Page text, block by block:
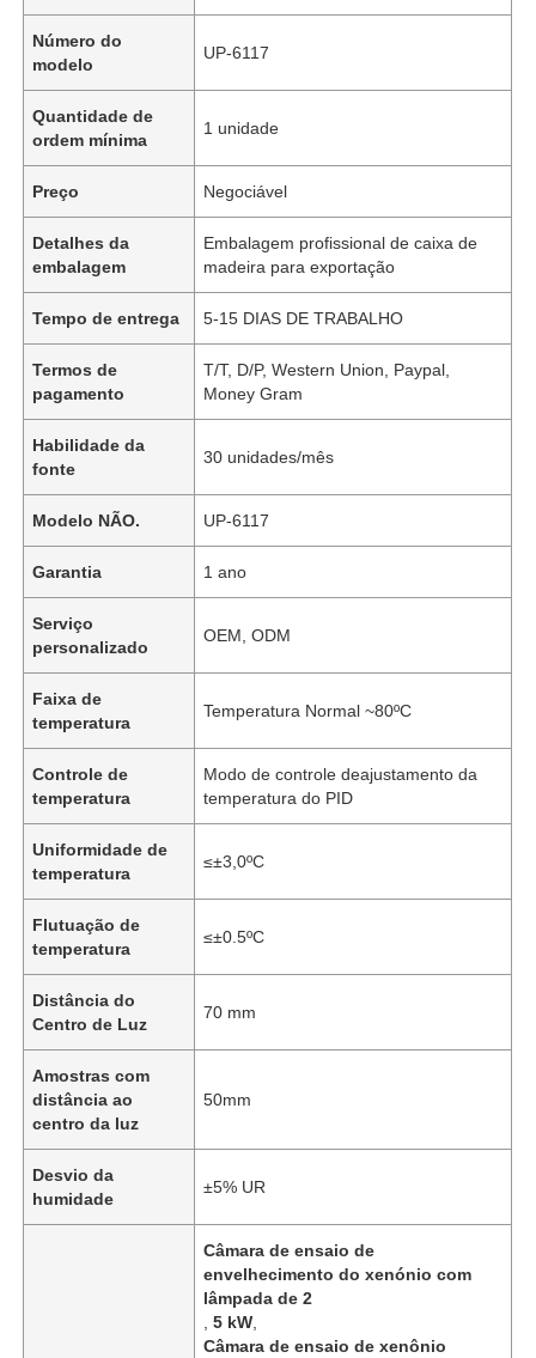
Número do
modelo
UP-6117
Quantidade de
ordem mínima
1 unidade
Preço Negociável
Detalhes da
embalagem
Embalagem profissional de caixa de
madeira para exportação
Tempo de entrega 5-15 DIAS DE TRABALHO
Termos de
pagamento
T/T, D/P, Western Union, Paypal,
Money Gram
Habilidade da
fonte
30 unidades/mês
Modelo NÃO. UP-6117
Garantia 1 ano
Serviço
personalizado
OEM, ODM
Faixa de
temperatura
Temperatura Normal ~80ºC
Controle de
temperatura
Modo de controle deajustamento da
temperatura do PID
Uniformidade de
temperatura
≤±3,0ºC
Flutuação de
temperatura
≤±0.5ºC
Distância do
Centro de Luz
70 mm
Amostras com
distância ao
centro da luz
50mm
Desvio da
humidade
±5% UR
Câmara de ensaio de
envelhecimento do xenónio com
lâmpada de 2
,5 kW
Câmara de ensaio de xenônio